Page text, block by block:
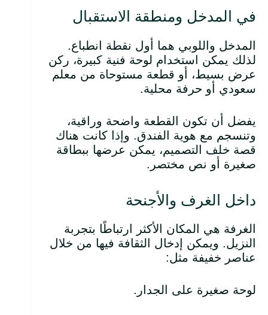
في المدخل ومنطقة الاستقبال
المدخل واللوبي هما أول نقطة انطباع.
لذلك يمكن استخدام لوحة فنية كبيرة، ركن
عرض بسيط، أو قطعة مستوحاة من معلم
سعودي أو حرفة محلية.
يفضل أن تكون القطعة واضحة وراقية،
وتنسجم مع هوية الفندق. وإذا كانت هناك
قصة خلف التصميم، يمكن عرضها ببطاقة
صغيرة أو نص مختصر.
داخل الغرف والأجنحة
الغرفة هي المكان الأكثر ارتباطًا بتجربة
النزيل. ويمكن إدخال الثقافة فيها من خلال
عناصر خفيفة مثل:
لوحة صغيرة على الجدار.